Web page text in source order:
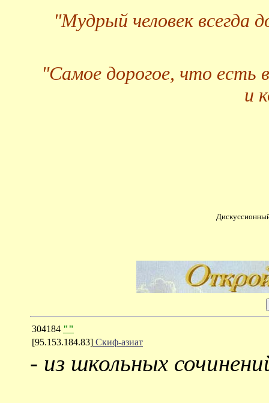
"Мудрый человек всегда
"Самое дорогое, что есть
и
304184 ""
[95.153.184.83] Скиф-азиат
- из школьных